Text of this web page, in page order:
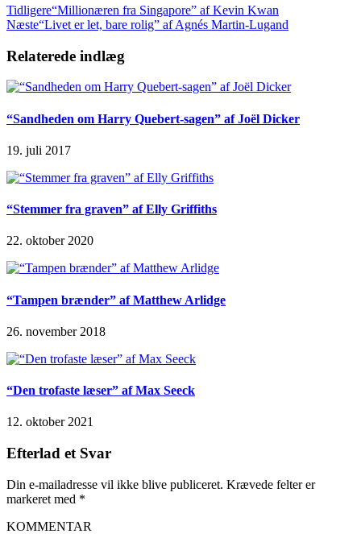
Tidligere“Millionæren fra Singapore” af Kevin Kwan
Næste“Livet er let, bare rolig” af Agnés Martin-Lugand
Relaterede indlæg
“Sandheden om Harry Quebert-sagen” af Joël Dicker
19. juli 2017
“Stemmer fra graven” af Elly Griffiths
22. oktober 2020
“Tampen brænder” af Matthew Arlidge
26. november 2018
“Den trofaste læser” af Max Seeck
12. oktober 2021
Efterlad et Svar
Din e-mailadresse vil ikke blive publiceret. Krævede felter er
markeret med *
KOMMENTAR